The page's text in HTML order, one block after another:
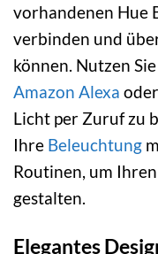
vorhandenen Hue
verbinden und
können. Nutzen
Amazon Alexa
Licht per Zuruf zu
Ihre Beleuchtung
Routinen, um
gestalten.
Elegantes